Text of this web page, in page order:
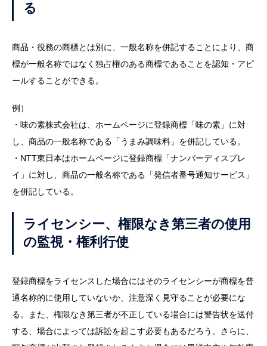
る
商品・役務の商標とは別に、一般名称を併記することにより、商
標が一般名称ではなく独占権のある商標であることを認知・アピ
ールすることができる。
例）
・味の素株式会社は、ホームページに登録商標「味の素」に対
し、商品の一般名称である「うまみ調味料」を併記している。
・NTT東日本はホームページに登録商標「ナンバーディスプレ
イ」に対し、商品の一般名称である「発信者番号通知サービス」
を併記している。
ライセンシー、権限なき第三者の使用
の監視・権利行使
登録商標をライセンスした場合にはそのライセンシーが商標を普
通名称的に使用していないか、注意深く見守ることが必要にな
る。また、権限なき第三者が不正している場合には警告状を送付
する、場合によっては訴訟を起こす必要もあるだろう。さらに、